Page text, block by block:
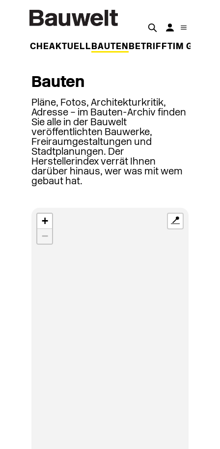
WOCHEAKTUELL BAUTEN BETRIFFT IM
Bauten
Pläne, Fotos, Architekturkritik,
Adresse – im Bauten-Archiv finden
Sie alle in der Bauwelt
veröffentlichten Bauwerke,
Freiraumgestaltungen und
Stadtplanungen. Der
Herstellerindex verrät Ihnen
darüber hinaus, wer was mit wem
gebaut hat.
+
−
📍